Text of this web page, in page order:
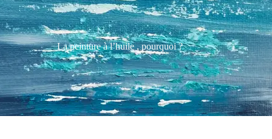
La peinture à l’huile , pourquoi ?